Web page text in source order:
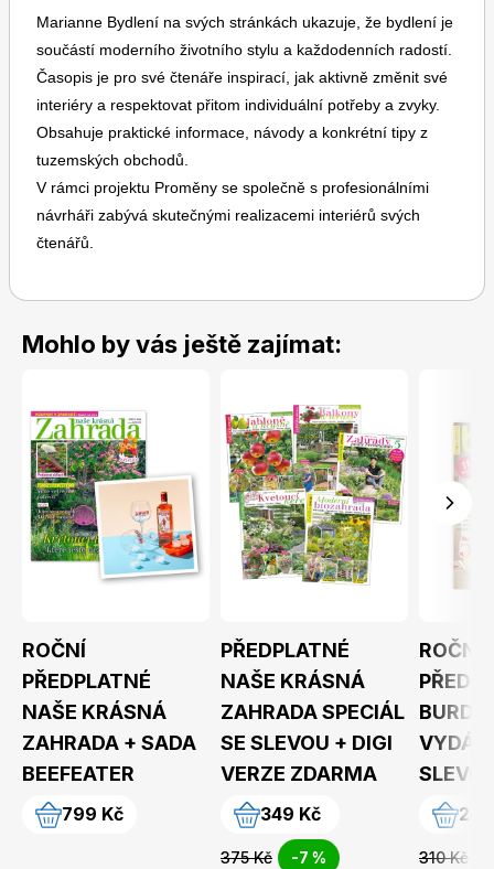
Burda Kids
Marianne Bydlení na svých stránkách ukazuje, že bydlení je
součástí moderního životního stylu a každodenních radostí.
Časopis je pro své čtenáře inspirací, jak aktivně změnit své
interiéry a respektovat přitom individuální potřeby a zvyky.
Obsahuje praktické informace, návody a konkrétní tipy z
tuzemských obchodů.
V rámci projektu Proměny se společně s profesionálními
návrháři zabývá skutečnými realizacemi interiérů svých
čtenářů.
Mohlo by vás ještě zajímat:
ROČNÍ
PŘEDPLATNÉ
NAŠE KRÁSNÁ
ZAHRADA + SADA
BEEFEATER
799 Kč
PŘEDPLATNÉ
NAŠE KRÁSNÁ
ZAHRADA SPECIÁL
SE SLEVOU + DIGI
VERZE ZDARMA
349 Kč
-7 %
375 Kč
ROČNÍ
BURDA
310 Kč